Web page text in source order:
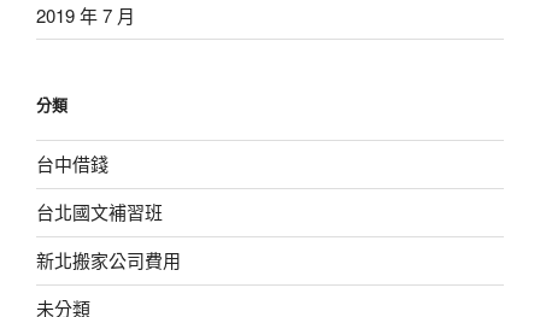
2019 年 7 月
分類
台中借錢
台北國文補習班
新北搬家公司費用
未分類